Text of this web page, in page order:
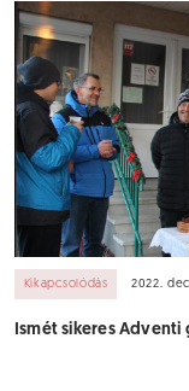
Kikapcsolódás 2022.
Ismét sikeres